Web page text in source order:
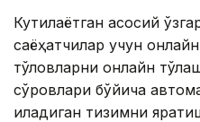
Кутилаётган асосий
саёҳатчилар учун
тўловларни онлайн
сўровлари бўйича
қиладиган тизимни